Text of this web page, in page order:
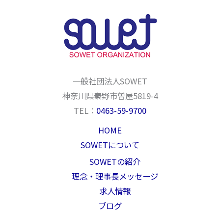
一般社団法人SOWET
神奈川県秦野市曽屋5819-4
TEL： 0463-59-9700
HOME
SOWETについて
SOWETの紹介
理念・理事長メッセージ
求人情報
ブログ